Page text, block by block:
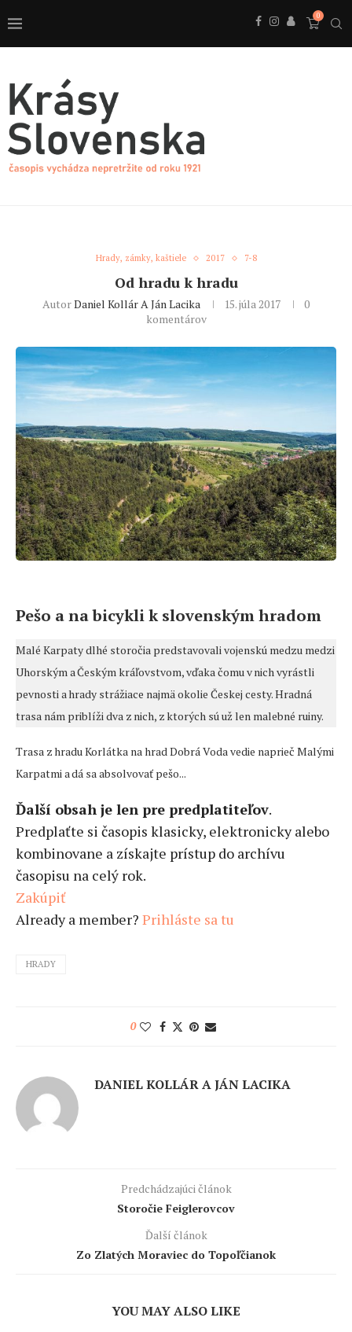
0
Hrady, zámky, kaštiele 2017 7-8
Od hradu k hradu
AutorDaniel Kollár A Ján Lacika 15. júla 2017
0
komentárov
Pešo a na bicykli k slovenským hradom
Malé Karpaty dlhé storočia predstavovali vojenskú medzu medzi
Uhorským a Českým kráľovstvom, vďaka čomu v nich vyrástli
pevnosti a hrady strážiace najmä okolie Českej cesty. Hradná
trasa nám priblíži dva z nich, z ktorých sú už len malebné ruiny.
Trasa z hradu Korlátka na hrad Dobrá Voda vedie naprieč Malými
Karpatmi a dá sa absolvovať pešo...
Ďalší obsah je len pre predplatiteľov.
Predplaťte si časopis klasicky, elektronicky alebo
kombinovane a získajte prístup do archívu
časopisu na celý rok.
Zakúpiť
Already a member? Prihláste sa tu
HRADY
0
DANIEL KOLLÁR A JÁN LACIKA
Predchádzajúci článok
Storočie Feiglerovcov
Ďalší článok
Zo Zlatých Moraviec do Topoľčianok
YOU MAY ALSO LIKE